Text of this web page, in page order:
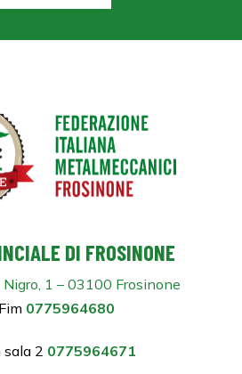
DI FROSINONE
1 – 03100 Frosinone
0775964680
sala 2 0775964671